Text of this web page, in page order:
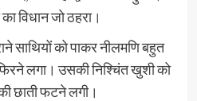
विधान जो ठहरा।
साथियों को पाकर नीलमणि बहुत
लगा। उसकी निश्चिंत खुशी को
छाती फटने लगी।